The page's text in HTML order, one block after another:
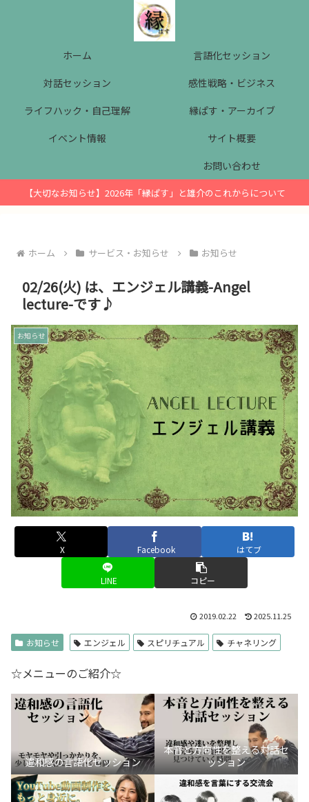
ホーム
言語化セッション
対話セッション
感性戦略・ビジネス
ライフハック・自己理解
縁ぱす・アーカイブ
イベント情報
サイト概要
お問い合わせ
【大切なお知らせ】2026年「縁ぱす」と雄介のこれからについて
ホーム サービス・お知らせ お知らせ
02/26(火) は、エンジェル講義-Angel
lecture-です♪
お知らせ
X Facebook はてブ
LINE コピー
2019.02.22 2025.11.25
お知らせ エンジェル スピリチュアル チャネリング
☆メニューのご紹介☆
違和感の言語化セッション
本音と方向性を整える対話セ
ッション